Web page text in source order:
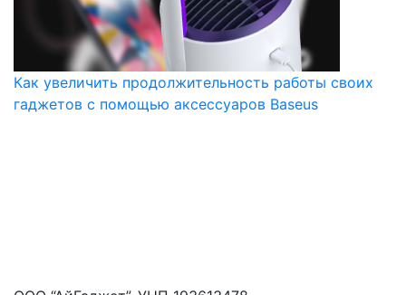
Как увеличить продолжительность работы своих
гаджетов с помощью аксессуаров Baseus